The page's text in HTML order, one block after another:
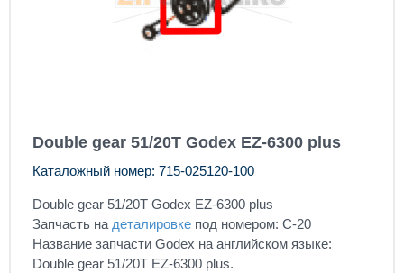
Double gear 51/20T Godex EZ-6300 plus
Каталожный номер: 715-025120-100
Double gear 51/20T Godex EZ-6300 plus
Запчасть на деталировке под номером: C-20
Название запчасти Godex на английском языке:
Double gear 51/20T EZ-6300 plus.